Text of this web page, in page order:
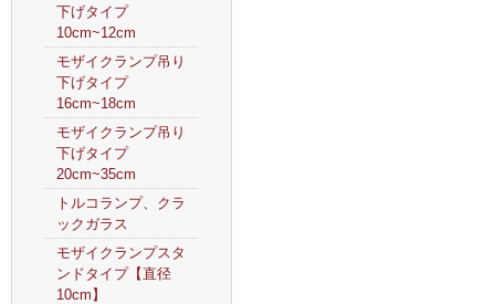
下げタイプ
10cm~12cm
モザイクランプ吊り
下げタイプ
16cm~18cm
モザイクランプ吊り
下げタイプ
20cm~35cm
トルコランプ、クラ
ックガラス
モザイクランプスタ
ンドタイプ【直径
10cm】